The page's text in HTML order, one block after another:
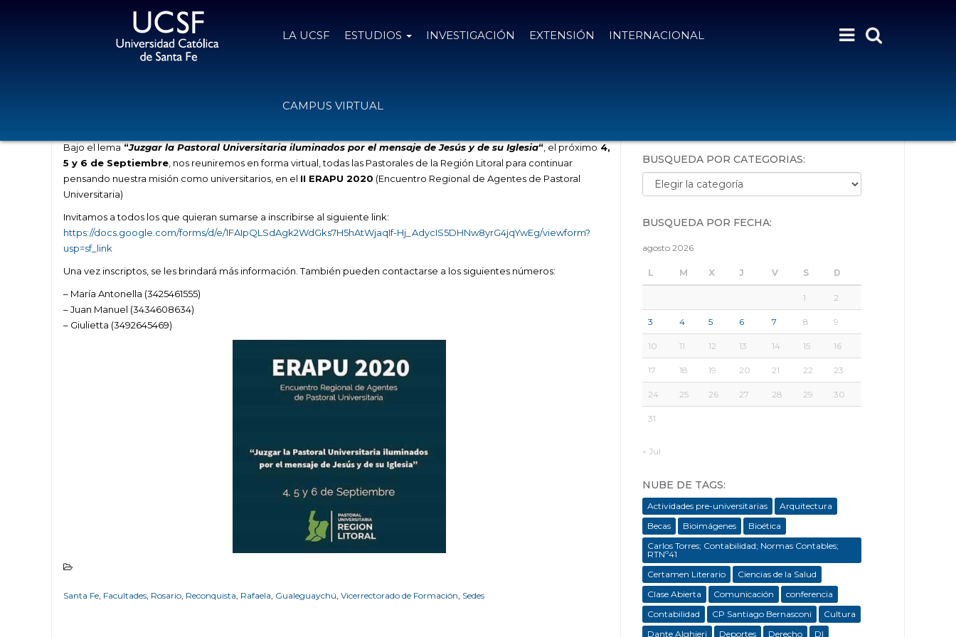
LA UCSF ESTUDIOS INVESTIGACIÓN EXTENSIÓN INTERNACIONAL
CAMPUS VIRTUAL
Bajo el lema“Juzgar la Pastoral Universitaria iluminados por el mensaje de Jesús y de su Iglesia“, el próximo4,
5 y 6 de Septiembre , nos reuniremos en forma virtual, todas las Pastorales de la Región Litoral para continuar
pensando nuestra misión como universitarios, en el II ERAPU 2020 (Encuentro Regional de Agentes de Pastoral
Universitaria)
Invitamos a todos los que quieran sumarse a inscribirse al siguiente link:
https://docs.google.com/forms/d/e/1FAIpQLSdAgk2WdGks7H5hAtWjaqIf-Hj_AdycIS5DHNw8yrG4jqYwEg/viewform?
usp=sf_link
Una vez inscriptos, se les brindará más información. También pueden contactarse a los siguientes números:
– María Antonella (3425461555)
– Juan Manuel (3434608634)
– Giulietta (3492645469)
Santa Fe, Facultades, Rosario, Reconquista, Rafaela, Gualeguaychú, Vicerrectorado de Formación, Sedes
BÚSQUEDA POR CATEGORÍAS:
Búsqueda por categorías:
BÚSQUEDA POR FECHA:
agosto 2026
L M X J V S D
1 2
3 4 5 6 7 8 9
10 11 12 13 14 15 16
17 18 19 20 21 22 23
24 25 26 27 28 29 30
31
« Jul
NUBE DE TAGS:
Actividades pre-universitarias
Arquitectura
Becas
Bioimágenes
Bioética
Carlos Torres; Contabilidad; Normas Contables;
RTNº41
Certamen Literario
Ciencias de la Salud
Clase Abierta
Comunicación
conferencia
Contabilidad
CP Santiago Bernasconi
Cultura
Dante Alghieri
Deportes Derecho
DI